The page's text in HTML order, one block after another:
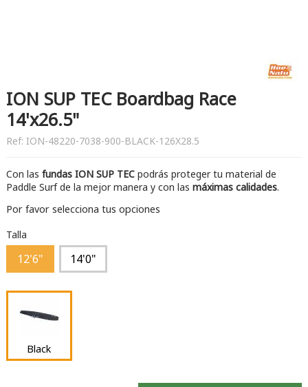
ION SUP TEC Boardbag Race
14'x26.5"
Ref: ION-48220-7038-900-BLACK-126X28.5
Con las fundas ION SUP TECpodrás proteger tu material de
Paddle Surf de la mejor manera y con las máximas calidades.
Por favor selecciona tus opciones
Talla
12'6" 14'0"
Black